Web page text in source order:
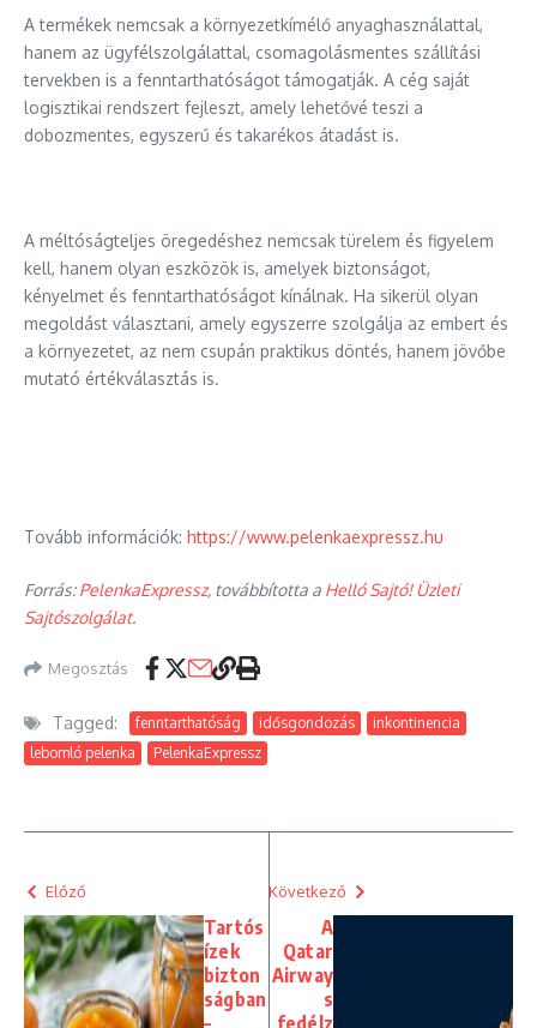
A termékek nemcsak a környezetkímélő anyaghasználattal,
hanem az ügyfélszolgálattal, csomagolásmentes szállítási
tervekben is a fenntarthatóságot támogatják. A cég saját
logisztikai rendszert fejleszt, amely lehetővé teszi a
dobozmentes, egyszerű és takarékos átadást is.
A méltóságteljes öregedéshez nemcsak türelem és figyelem
kell, hanem olyan eszközök is, amelyek biztonságot,
kényelmet és fenntarthatóságot kínálnak. Ha sikerül olyan
megoldást választani, amely egyszerre szolgálja az embert és
a környezetet, az nem csupán praktikus döntés, hanem jövőbe
mutató értékválasztás is.
Tovább információk: https://www.pelenkaexpressz.hu
Forrás:PelenkaExpressz, továbbította a Helló Sajtó! Üzleti
Sajtószolgálat.
Megosztás
Tagged: fenntarthatóság idősgondozás
inkontinencia
lebomló pelenka
PelenkaExpressz
Előző
Tartós
ízek
bizton
ságban
–
Következő
A
Qatar
Airway
s
fedélz